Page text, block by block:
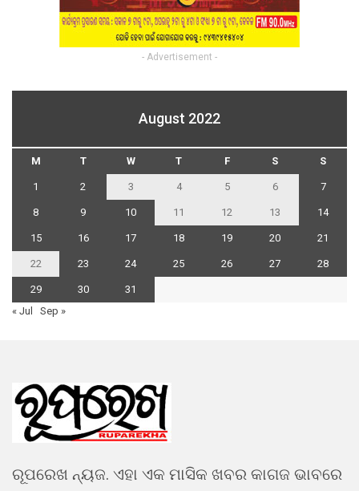
- Advertisement -
August 2022
M T W T F S S
1 2 3 4 5 6 7
8 9 10 11 12 13 14
15 16 17 18 19 20 21
22 23 24 25 26 27 28
29 30
31
« Jul
Sep »
ରୂପରେଖ ନ୍ୟଜ. ଏହା ଏକ ମାସିକ ଖବର କାଗଜ ଭାବରେ